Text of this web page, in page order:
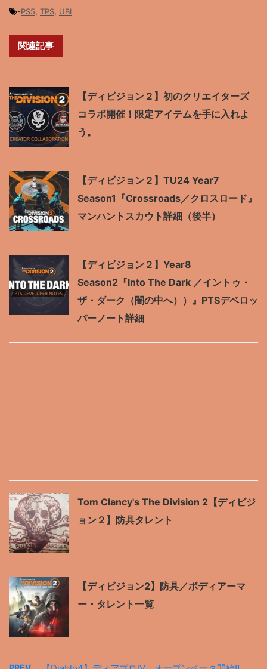
-PS5, TPS, UBI
関連記事
【ディビジョン２】初のクリエイターズ
コラボ開催！限定アイテムを手に入れよ
う。
【ディビジョン２】TU24 Year7
Season1『Crossroads／クロスロード』
マンハントスカウト詳細（後半）
【ディビジョン２】Year8
Season2『Into The Dark ／イントゥ・
ザ・ダーク（闇の中へ））』PTSデベロッ
パーノート詳細
Tom Clancy's The Division 2【ディビジ
ョン２】防具タレント
【ディビジョン2】防具／ボディアーマ
ー・タレント一覧